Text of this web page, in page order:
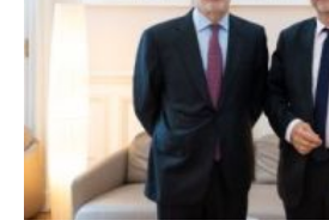
le
suprême
espagnol